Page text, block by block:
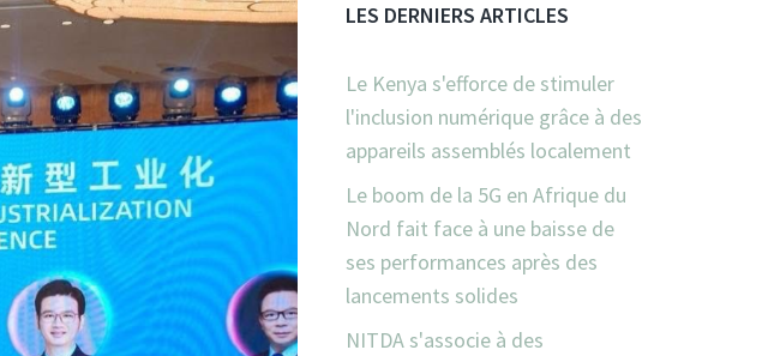
LES DERNIERS ARTICLES
Le Kenya s'efforce de stimuler
l'inclusion numérique grâce à des
appareils assemblés localement
Le boom de la 5G en Afrique du
Nord fait face à une baisse de
ses performances après des
lancements solides
NITDA s'associe à des